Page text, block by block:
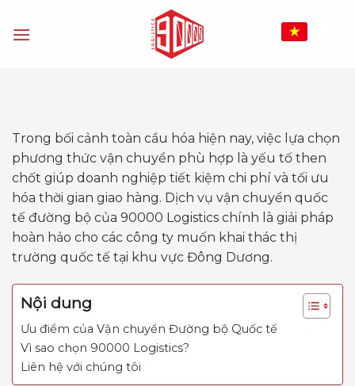
qua
Trong bối cảnh toàn cầu hóa hiện nay, việc lựa chọn
phương thức vận chuyển phù hợp là yếu tố then
chốt giúp doanh nghiệp tiết kiệm chi phí và tối ưu
hóa thời gian giao hàng. Dịch vụ vận chuyển quốc
tế đường bộ của 90000 Logistics chính là giải pháp
hoàn hảo cho các công ty muốn khai thác thị
trường quốc tế tại khu vực Đông Dương.
Nội dung
Ưu điểm của Vận chuyển Đường bộ Quốc tế
Vì sao chọn 90000 Logistics?
Liên hệ với chúng tôi